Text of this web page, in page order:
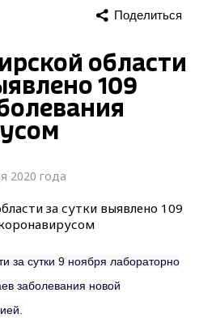
Поделиться
области
109
2020 года
за сутки 9 ноября лабораторно
заболевания новой